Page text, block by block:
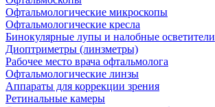
Офтальмологические микроскопы
Офтальмологические кресла
Бинокулярные лупы и налобные осветители
Диоптриметры (линзметры)
Рабочее место врача офтальмолога
Офтальмологические линзы
Аппараты для коррекции зрения
Ретинальные камеры